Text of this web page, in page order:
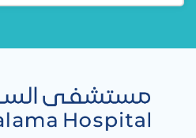
Email
*